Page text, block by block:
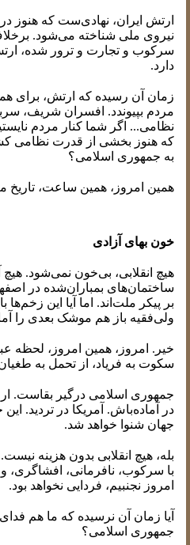
ارتش ایران، نهادی‌ست که هنوز
نیروی ملی شناخته می‌شود.
سرکوب و تجارت و ترور شده،
دارد.
زمان آن رسیده که ارتش، برای
مردم بپیوندد. افسران شریف،
نظامی... اگر شما کنار مردم
که هنوز بخشی از قدرت نظامی
به جمهوری اسلامی؟
همین امروز، همین ساعت،
خون بهای آزادی
هیچ انقلابی، بی‌خون نمی‌شود. هیچ
ساختمان‌های بمباران‌شده در
بر پیکر ملت‌اند. اما آیا این زخم‌ها
ولی‌فقیه باز هم موشک بعدی را
خیر. امروز، همین امروز، لحظه
سکوت به فریاد، از تحمل به
جمهوری اسلامی درگیر بقاست.
در آماده‌باش. آمریکا در تردید. این
جهان شنوا خواهد شد.
بله، هیچ انقلابی بدون هزینه
با سرکوب، نافرمانی، افشاگری،
امروز نجنبیم، فردایی نخواهد بود.
آیا زمان آن نرسیده که ما هم
جمهوری اسلامی؟